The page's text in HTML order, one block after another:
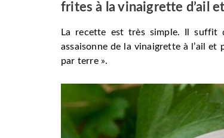
frites à la vinaigrette d’ail
La recette est très simple. Il suffit
assaisonne de la vinaigrette à l’ail et
par terre ».